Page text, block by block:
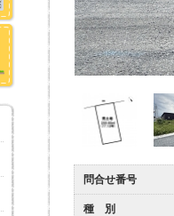
問合せ番号
種 別